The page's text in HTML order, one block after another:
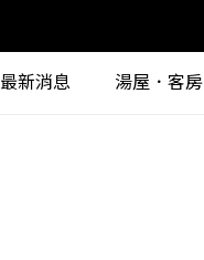
最新消息 湯屋．客房